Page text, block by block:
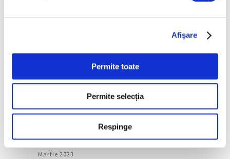
Afişare
Permite toate
Permite selecția
Respinge
Septembrie 2023
Aprilie 2023
Martie 2023